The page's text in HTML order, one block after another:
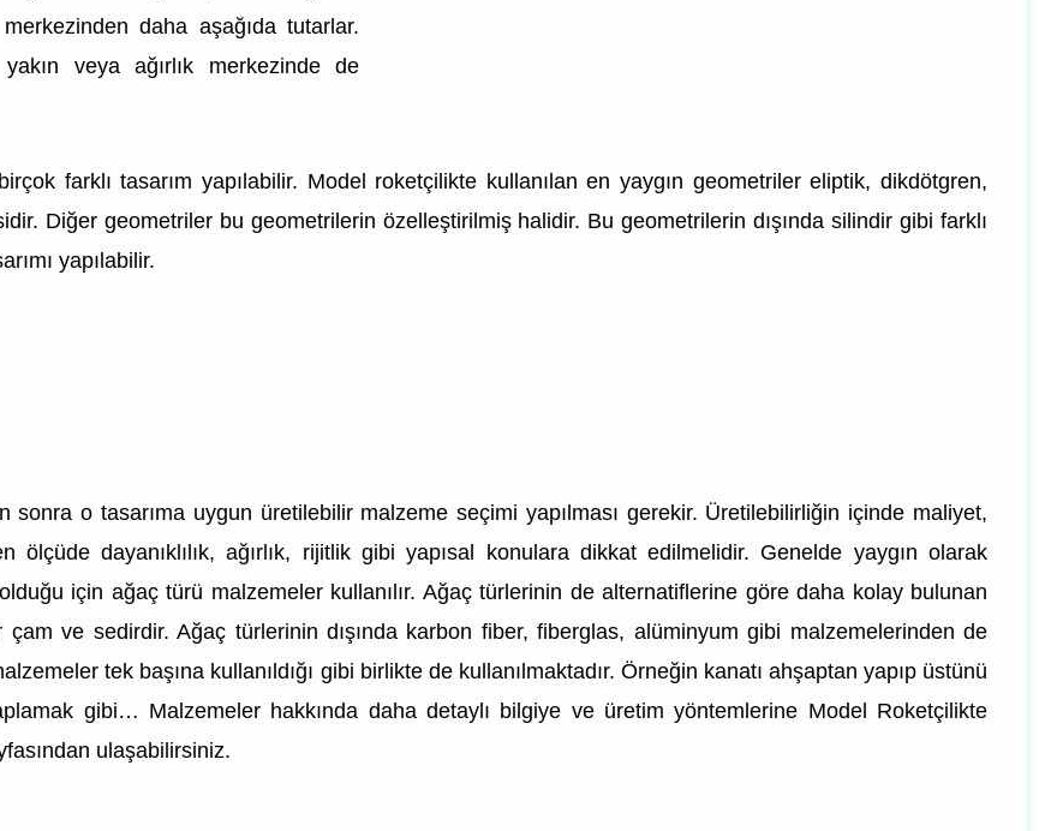
daha aşağıda tutarlar.
veya ağırlık merkezinde de
farklı tasarım yapılabilir. Model roketçilikte kullanılan en yaygın geometriler eliptik, dikdötgren,
Diğer geometriler bu geometrilerin özelleştirilmiş halidir. Bu geometrilerin dışında silindir gibi farklı
yapılabilir.
sonra o tasarıma uygun üretilebilir malzeme seçimi yapılması gerekir. Üretilebilirliğin içinde maliyet,
ölçüde dayanıklılık, ağırlık, rijitlik gibi yapısal konulara dikkat edilmelidir. Genelde yaygın olarak
için ağaç türü malzemeler kullanılır. Ağaç türlerinin de alternatiflerine göre daha kolay bulunan
ve sedirdir. Ağaç türlerinin dışında karbon fiber, fiberglas, alüminyum gibi malzemelerinden de
tek başına kullanıldığı gibi birlikte de kullanılmaktadır. Örneğin kanatı ahşaptan yapıp üstünü
gibi… Malzemeler hakkında daha detaylı bilgiye ve üretim yöntemlerine Model Roketçilikte
ulaşabilirsiniz.